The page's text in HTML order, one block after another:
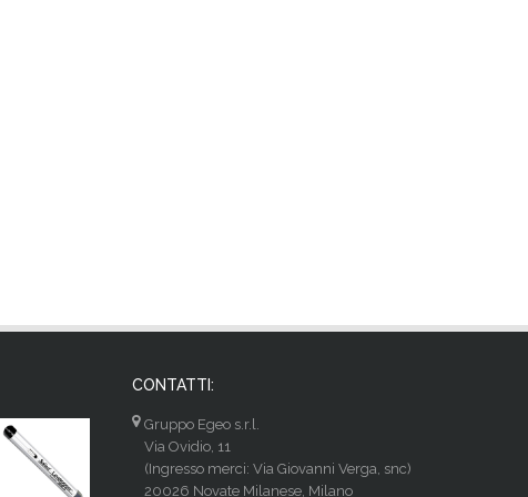
CONTATTI:
Gruppo Egeo s.r.l.
Via Ovidio, 11
(Ingresso merci: Via Giovanni Verga, snc)
20026 Novate Milanese, Milano